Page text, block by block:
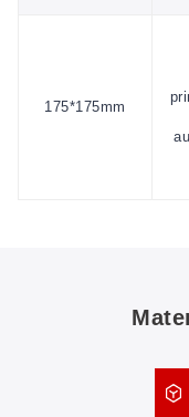
175*175mm